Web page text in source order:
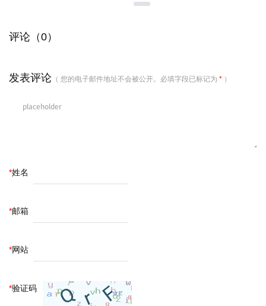
评论（0）
发表评论 （ 您的电子邮件地址不会被公开。必填字段已标记为 * ）
*姓名
*邮箱
*网站
*验证码